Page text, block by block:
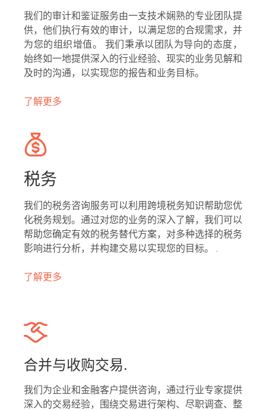
我们的审计和鉴证服务由一支技术娴熟的专业团队提
供，他们执行有效的审计，以满足您的合规需求，并
为您的组织增值。 我们秉承以团队为导向的态度，
始终如一地提供深入的行业经验、现实的业务见解和
及时的沟通，以实现您的报告和业务目标。
了解更多
税务
我们的税务咨询服务可以利用跨境税务知识帮助您优
化税务规划。通过对您的业务的深入了解，我们可以
帮助您确定有效的税务替代方案，对多种选择的税务
影响进行分析，并构建交易以实现您的目标。 .
了解更多
合并与收购交易.
我们为企业和金融客户提供咨询，通过行业专家提供
深入的交易经验，围绕交易进行架构、尽职调查、整